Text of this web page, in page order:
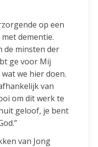
op een
dementie.
de minsten der
ge voor Mij
we hier doen.
van
om dit werk te
geloof, je bent
van Jong